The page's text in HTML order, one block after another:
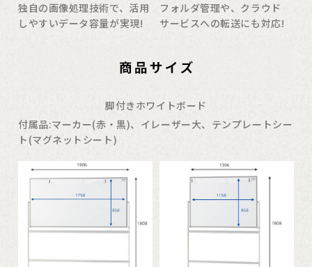
独自の画像処理技術で、活用
しやすいデータ容量が実現!
フォルダ管理や、クラウド
サービスへの転送にも対応!
脚付きホワイトボード
付属品:マーカー(赤・黒)、イレーザー大、テンプレートシー
ト(マグネットシート)